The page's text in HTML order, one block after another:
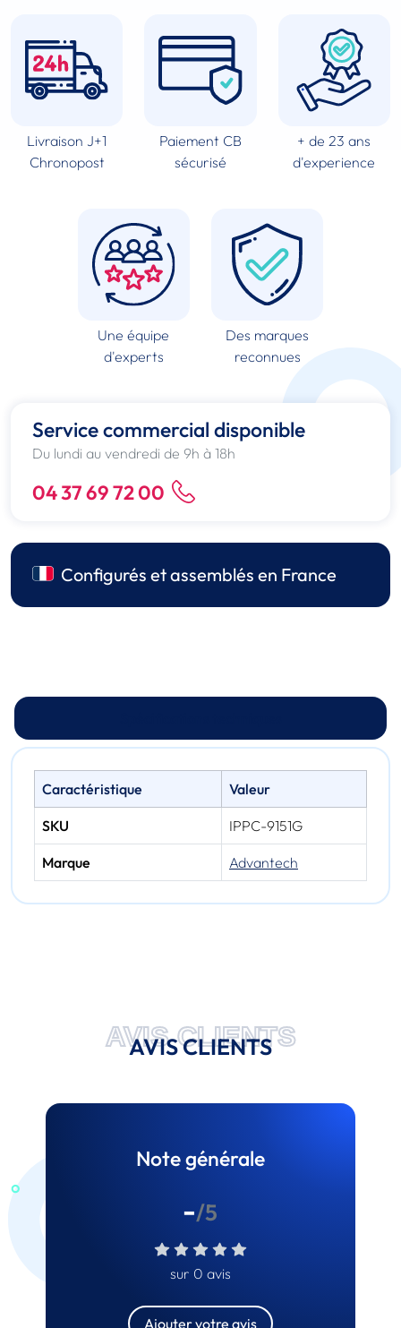
Livraison J+1
Chronopost
Paiement CB
sécurisé
+ de 23 ans
d'experience
Une équipe
d'experts
Des marques
reconnues
Service commercial disponible
Du lundi au vendredi de 9h à 18h
04 37 69 72 00
Configurés et assemblés en France
Caractéristique Valeur
SKU IPPC-9151G
Marque Advantech
AVIS CLIENTS
AVIS CLIENTS
Note générale
-/5
sur 0 avis
Ajouter votre avis